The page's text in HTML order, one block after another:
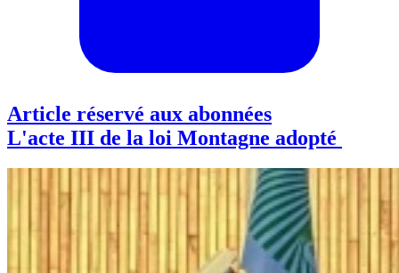
Article réservé aux abonnées
L'acte III de la loi Montagne adopté